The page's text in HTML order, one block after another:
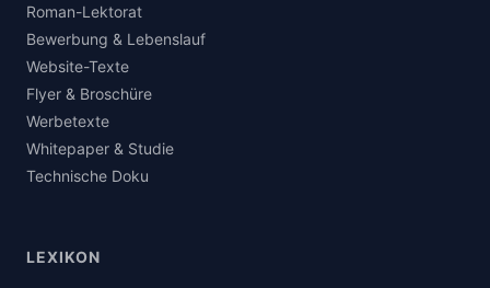
Roman-Lektorat
Bewerbung & Lebenslauf
Website-Texte
Flyer & Broschüre
Werbetexte
Whitepaper & Studie
Technische Doku
LEXIKON